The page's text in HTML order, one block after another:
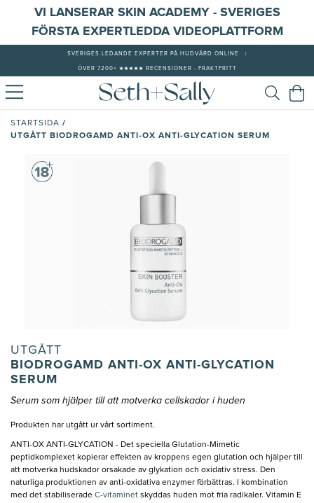
VI LANSERAR SKIN ACADEMY - SVERIGES
FÖRSTA EXPERTLEDDA VIDEOPLATTFORM
SVERIGES LEDANDE EXPERTER PÅ HUDVÅRD ONLINE
ÖVER 7200+ ★★★★★ RECENSIONER - FRAKTFRITT
STARTSIDA /
UTGÅTT BIODROGAMD ANTI-OX ANTI-GLYCATION SERUM
UTGÅTT
BIODROGAMD ANTI-OX ANTI-GLYCATION
SERUM
Serum som hjälper till att motverka cellskador i huden
Produkten har utgått ur vårt sortiment.
ANTI-OX ANTI-GLYCATION - Det speciella Glutation-Mimetic
peptidkomplexet kopierar effekten av kroppens egen glutation och hjälper till
att motverka hudskador orsakade av glykation och oxidativ stress. Den
naturliga produktionen av anti-oxidativa enzymer förbättras. I kombination
med det stabiliserade C-vitaminet skyddas huden mot fria radikaler. Vitamin E